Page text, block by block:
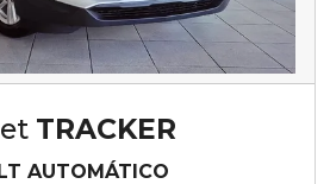
TRACKER
AUTOMÁTICO